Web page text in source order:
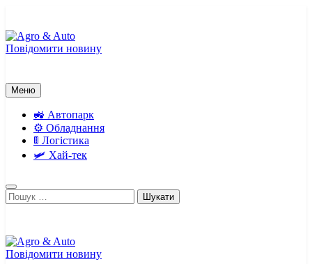
вмісту
Повідомити новину
Меню
🚜 Автопарк
⚙️ Обладнання
🚦 Логістика
🛩️ Хай-тек
Пошук:
Повідомити новину